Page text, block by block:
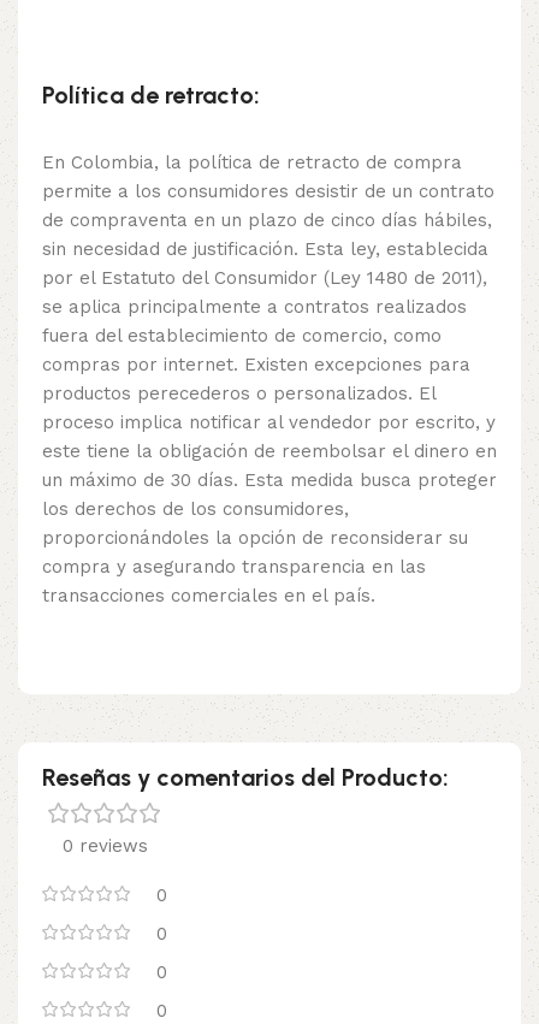
Política de retracto:
En Colombia, la política de retracto de compra
permite a los consumidores desistir de un contrato
de compraventa en un plazo de cinco días hábiles,
sin necesidad de justificación. Esta ley, establecida
por el Estatuto del Consumidor (Ley 1480 de 2011),
se aplica principalmente a contratos realizados
fuera del establecimiento de comercio, como
compras por internet. Existen excepciones para
productos perecederos o personalizados. El
proceso implica notificar al vendedor por escrito, y
este tiene la obligación de reembolsar el dinero en
un máximo de 30 días. Esta medida busca proteger
los derechos de los consumidores,
proporcionándoles la opción de reconsiderar su
compra y asegurando transparencia en las
transacciones comerciales en el país.
Reseñas y comentarios del Producto:
0 reviews
0
0
0
0